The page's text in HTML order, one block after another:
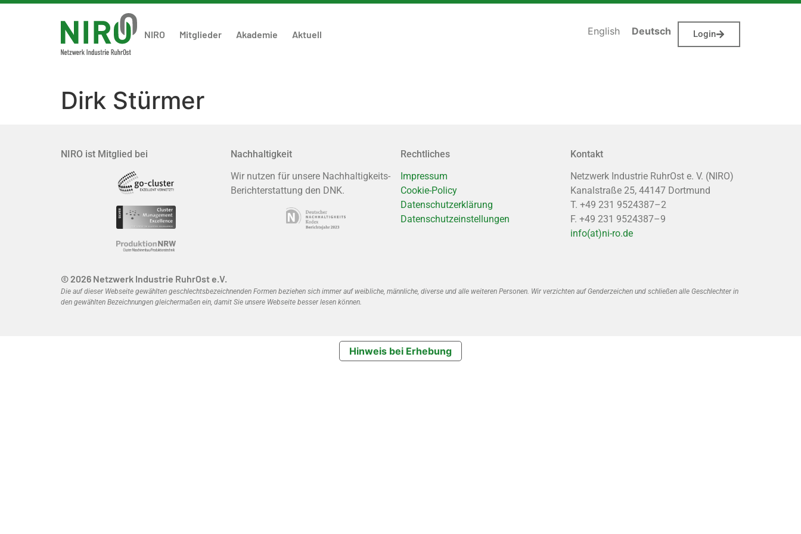
NIRO Mitglieder Akademie Aktuell English Deutsch Login
Dirk Stürmer
NIRO ist Mitglied bei
Nachhaltigkeit
Wir nutzen für unsere Nachhaltigkeits-
Berichterstattung den DNK.
Rechtliches
Impressum
Cookie-Policy
Datenschutzerklärung
Datenschutzeinstellungen
Kontakt
Netzwerk Industrie RuhrOst e. V. (NIRO)
Kanalstraße 25, 44147 Dortmund
T. +49 231 9524387–2
F. +49 231 9524387–9
info(at)ni-ro.de
© 2026 Netzwerk Industrie RuhrOst e.V.
Die auf dieser Webseite gewählten geschlechtsbezeichnenden Formen beziehen sich immer auf weibliche, männliche, diverse und alle weiteren Personen. Wir verzichten auf Genderzeichen und schließen alle Geschlechter in
den gewählten Bezeichnungen gleichermaßen ein, damit Sie unsere Webseite besser lesen können.
Hinweis bei Erhebung